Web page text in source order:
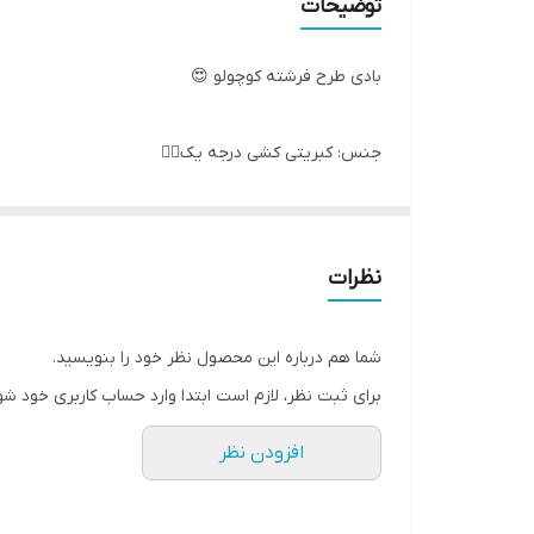
توضیحات
بادی طرح فرشته کوچولو 😍
جنس: کبریتی کشی درجه یک👌🏻
اندازه های دقیق: (کشسانی داره)
سایز ۱: پهنا ۲۲ تا ۲۵، سرشانه تا فاق ۴۰
نظرات
شما هم درباره این محصول نظر خود را بنویسید.
برای ثبت نظر، لازم است ابتدا وارد حساب کاربری خود
افزودن نظر